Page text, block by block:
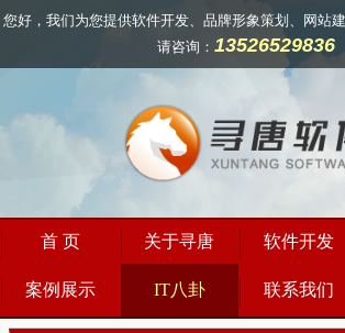
您好，我们为您提供软件开发、品牌形象策划、网站
请咨询： 13526529836
首 页 关于寻唐 软件开发
案例展示 IT八卦 联系我们